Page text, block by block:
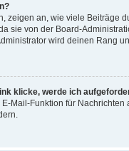
zeigen an, wie viele Beiträge
sie von der Board-
wird deinen Rang
klicke, werde ich
Mail-Funktion für